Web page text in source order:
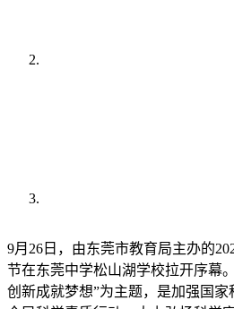
9月26日，由东莞市教育局主办的
节在东莞中学松山湖学校拉开序幕
创新成就梦想”为主题，是加强国